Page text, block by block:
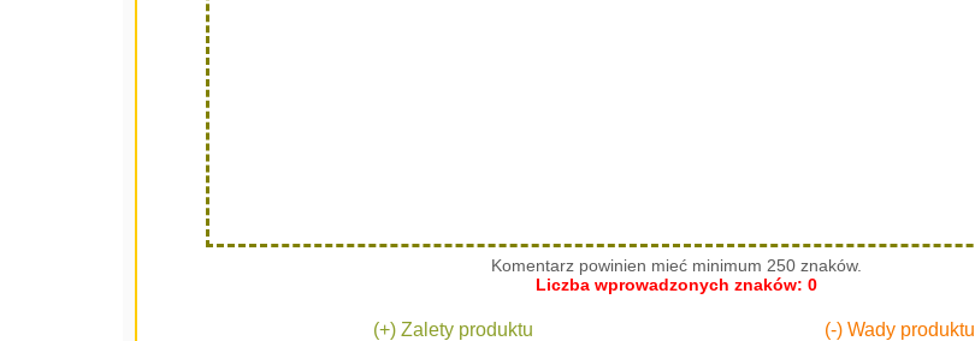
Komentarz powinien mieć minimum 250 znaków.
Liczba wprowadzonych znaków: 0
(+) Zalety produktu (-) Wady produktu